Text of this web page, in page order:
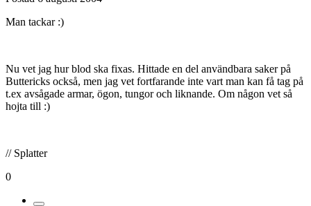
Man tackar :)
Nu vet jag hur blod ska fixas. Hittade en del användbara saker på
Buttericks också, men jag vet fortfarande inte vart man kan få tag på
t.ex avsågade armar, ögon, tungor och liknande. Om någon vet så
hojta till :)
// Splatter
0